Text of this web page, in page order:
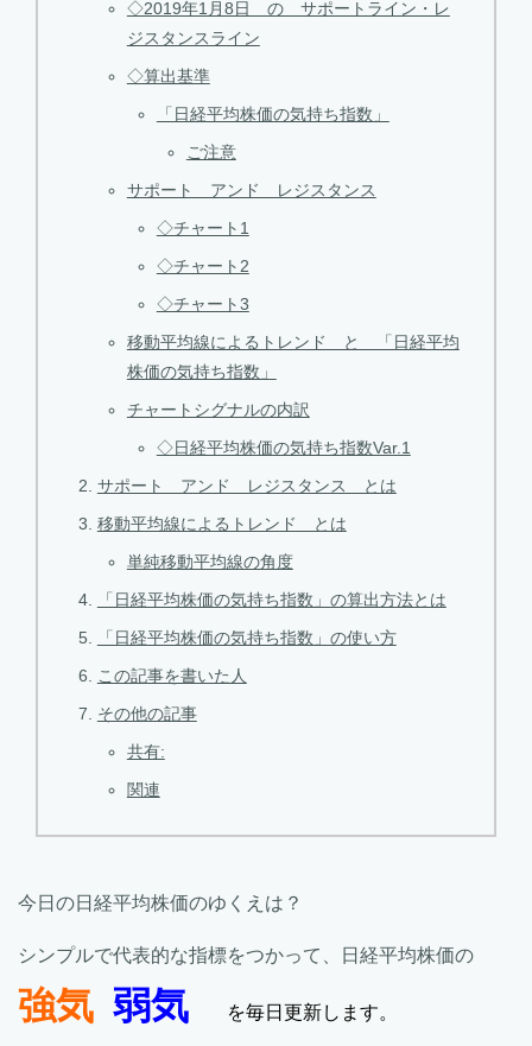
◇2019年1月8日 の サポートライン・レ
ジスタンスライン
◇算出基準
「日経平均株価の気持ち指数」
ご注意
サポート アンド レジスタンス
◇チャート1
◇チャート2
◇チャート3
移動平均線によるトレンド と 「日経平均
株価の気持ち指数」
チャートシグナルの内訳
◇日経平均株価の気持ち指数Var.1
サポート アンド レジスタンス とは
移動平均線によるトレンド とは
単純移動平均線の角度
「日経平均株価の気持ち指数」の算出方法とは
「日経平均株価の気持ち指数」の使い方
この記事を書いた人
その他の記事
共有:
関連
今日の日経平均株価のゆくえは？
シンプルで代表的な指標をつかって、日経平均株価の
強気 弱気 を毎日更新します。